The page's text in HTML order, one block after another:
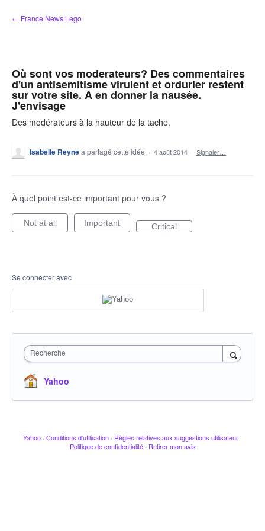
Aller
au
← France News Lego
Où sont vos moderateurs? Des commentaires
d'un antisemitisme virulent et ordurier restent
sur votre site. A en donner la nausée.
J'envisage
Des modérateurs à la hauteur de la tache.
Isabelle Reynea partagé cette idée · 4 août 2014 · Signaler…
À quel point est-ce important pour vous ?
Not at all Important Critical
Se connecter avec
Recherche
Yahoo
Yahoo · Conditions d'utilisation · Règles relatives aux suggestions utilisateur ·
Politique de confidentialité · Retirer mon avis